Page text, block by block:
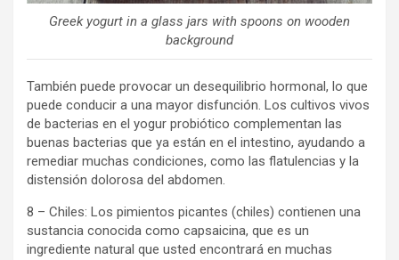
Greek yogurt in a glass jars with spoons on wooden
background
También puede provocar un desequilibrio hormonal, lo que
puede conducir a una mayor disfunción. Los cultivos vivos
de bacterias en el yogur probiótico complementan las
buenas bacterias que ya están en el intestino, ayudando a
remediar muchas condiciones, como las flatulencias y la
distensión dolorosa del abdomen.
8 – Chiles: Los pimientos picantes (chiles) contienen una
sustancia conocida como capsaicina, que es un
ingrediente natural que usted encontrará en muchas